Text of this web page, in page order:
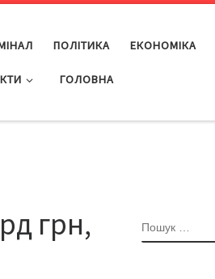
ПОЛІТИКА ЕКОНОМІКА
ГОЛОВНА
грн,